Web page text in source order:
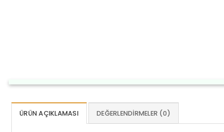
ÜRÜN AÇIKLAMASI DEĞERLENDIRMELER (0)